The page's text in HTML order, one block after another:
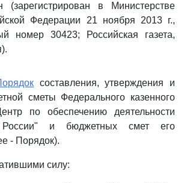
в Министерстве
Федерации 21 ноября 2013 г.,
номер 30423; Российская газета,
составления, утверждения и
сметы Федерального казенного
по обеспечению деятельности
России" и бюджетных смет его
- Порядок).
силу: